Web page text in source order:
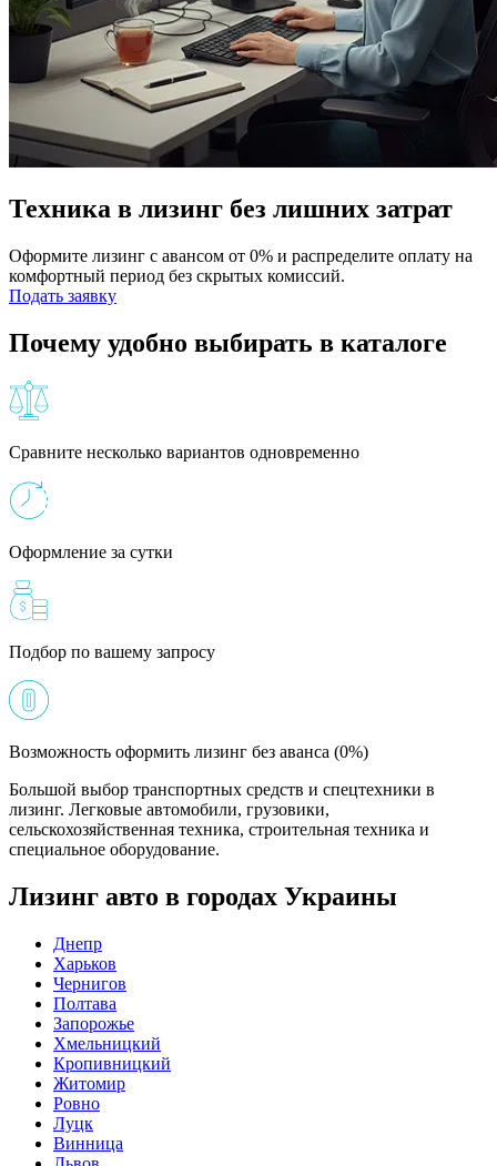
Техника в лизинг без лишних затрат
Оформите лизинг с авансом от 0% и распределите оплату на
комфортный период без скрытых комиссий.
Подать заявку
Почему удобно выбирать в каталоге
Сравните несколько вариантов одновременно
Оформление за сутки
Подбор по вашему запросу
Возможность оформить лизинг без аванса (0%)
Большой выбор транспортных средств и спецтехники в
лизинг. Легковые автомобили, грузовики,
сельскохозяйственная техника, строительная техника и
специальное оборудование.
Лизинг авто в городах Украины
Днепр
Харьков
Чернигов
Полтава
Запорожье
Хмельницкий
Кропивницкий
Житомир
Ровно
Луцк
Винница